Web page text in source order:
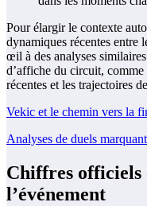
Pour élargir le contexte
dynamiques récentes entre
œil à des analyses
d’affiche du circuit,
récentes et les trajectoires
Vekic et le chemin vers la
Analyses de duels
Chiffres officiels
l’événement